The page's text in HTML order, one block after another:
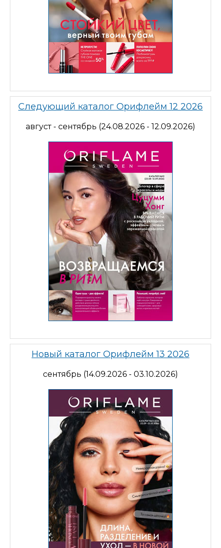
Следующий каталог Орифлейм 12 2026
август - сентябрь (24.08.2026 - 12.09.2026)
Новый каталог Орифлейм 13 2026
сентябрь (14.09.2026 - 03.10.2026)